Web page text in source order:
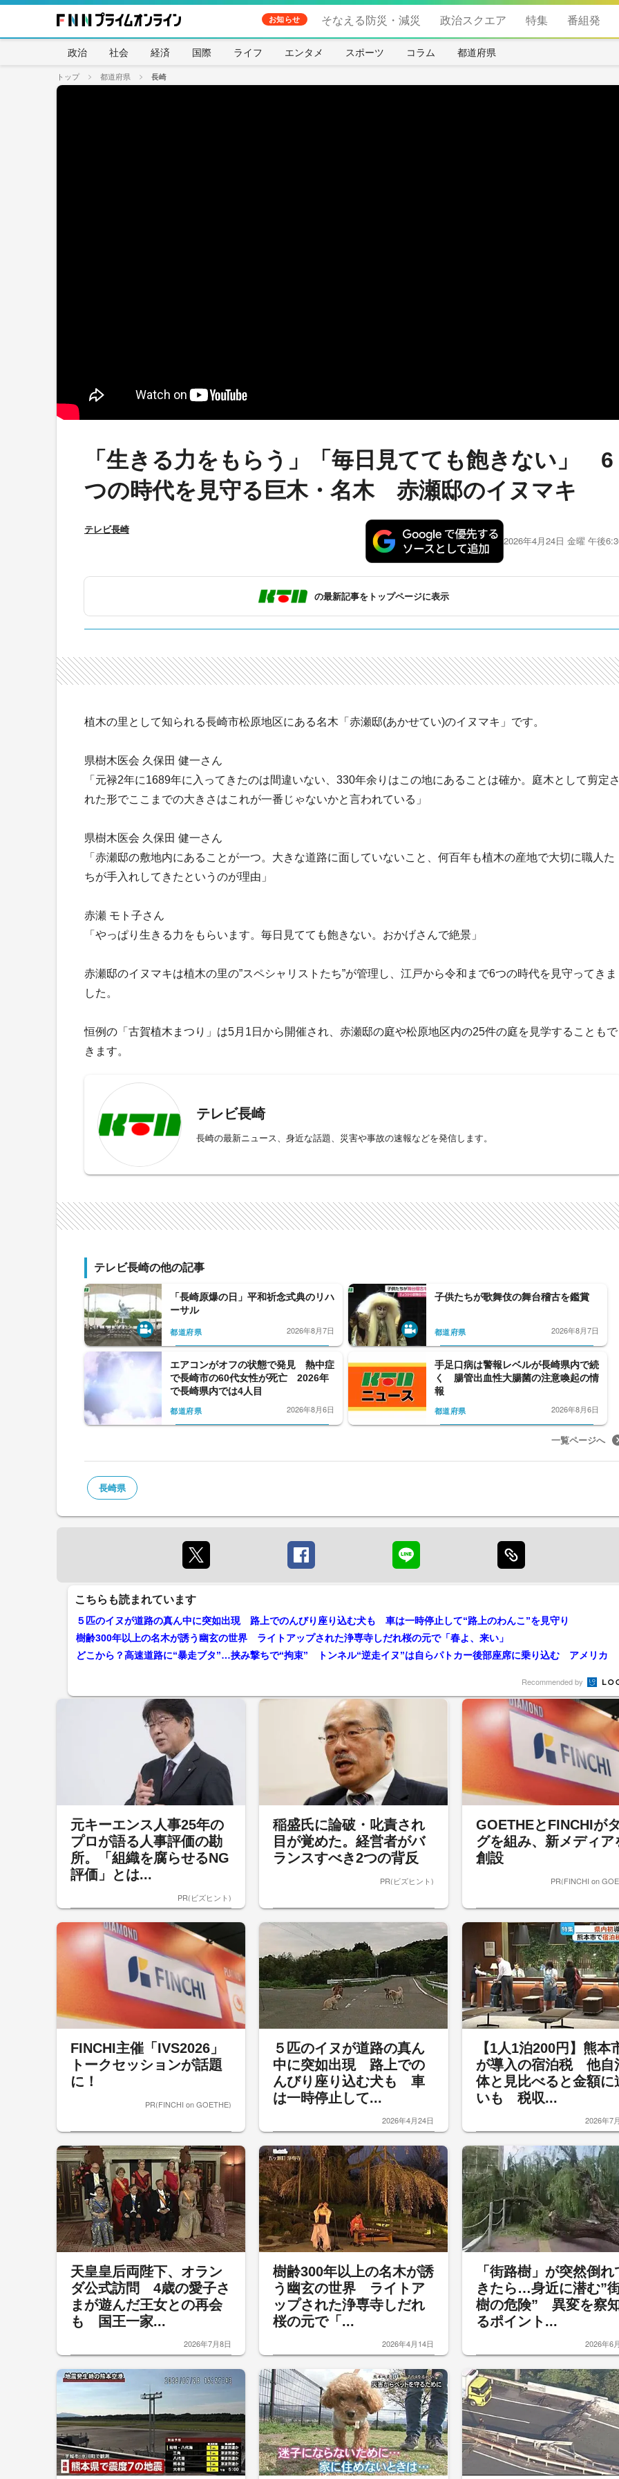
お知らせ そなえる防災・減災 政治スクエア 特集 番組発
政治 社会 経済 国際 ライフ エンタメ スポーツ コラム 都道府県
トップ 都道府県 長崎
「生きる力をもらう」「毎日見てても飽きない」 6
つの時代を見守る巨木・名木 赤瀬邸のイヌマキ
テレビ長崎
2026年4月24日 金曜 午後
の最新記事をトップページに表示
植木の里として知られる長崎市松原地区にある名木「赤瀬邸(あかせてい)のイヌマキ」です。
県樹木医会 久保田 健一さん
「元禄2年に1689年に入ってきたのは間違いない、330年余りはこの地にあることは確か。庭木として剪定
れた形でここまでの大きさはこれが一番じゃないかと言われている」
県樹木医会 久保田 健一さん
「赤瀬邸の敷地内にあることが一つ。大きな道路に面していないこと、何百年も植木の産地で大切に職人た
ちが手入れしてきたというのが理由」
赤瀬 モト子さん
「やっぱり生きる力をもらいます。毎日見てても飽きない。おかげさんで絶景」
赤瀬邸のイヌマキは植木の里の”スペシャリストたち”が管理し、江戸から令和まで6つの時代を見守ってきま
した。
恒例の「古賀植木まつり」は5月1日から開催され、赤瀬邸の庭や松原地区内の25件の庭を見学することもで
きます。
テレビ長崎
長崎の最新ニュース、身近な話題、災害や事故の速報などを発信します。
テレビ長崎の他の記事
「長崎原爆の日」平和祈念式典のリハ
ーサル
都道府県 2026年8月7日
子供たちが歌舞伎の舞台稽古を鑑賞
都道府県 2026年8月7日
エアコンがオフの状態で発見 熱中症
で長崎市の60代女性が死亡 2026年
で長崎県内では4人目
都道府県 2026年8月6日
手足口病は警報レベルが長崎県内で続
く 腸管出血性大腸菌の注意喚起の情
報
都道府県 2026年8月6日
一覧ページへ
長崎県
こちらも読まれています
５匹のイヌが道路の真ん中に突如出現 路上でのんびり座り込む犬も 車は一時停止して“路上のわんこ”を見守り
樹齢300年以上の名木が誘う幽玄の世界 ライトアップされた浄専寺しだれ桜の元で「春よ、来い」
どこから？高速道路に“暴走ブタ”…挟み撃ちで“拘束” トンネル“逆走イヌ”は自らパトカー後部座席に乗り込む アメリカ
Recommended by
元キーエンス人事25年の
プロが語る人事評価の勘
所。「組織を腐らせるNG
評価」とは...
PR(ビズヒント)
稲盛氏に論破・叱責され
目が覚めた。経営者がバ
ランスすべき2つの背反
PR(ビズヒント)
GOETHEとFINCHIが
グを組み、新メディア
創設
PR(FINCHI on
FINCHI主催「IVS2026」
トークセッションが話題
に！
PR(FINCHI on GOETHE)
５匹のイヌが道路の真ん
中に突如出現 路上での
んびり座り込む犬も 車
は一時停止して...
2026年4月24日
【1人1泊200円】熊本
が導入の宿泊税 他自
体と見比べると金額に
いも 税収...
2026年7
天皇皇后両陛下、オラン
ダ公式訪問 4歳の愛子さ
まが遊んだ王女との再会
も 国王一家...
2026年7月8日
樹齢300年以上の名木が誘
う幽玄の世界 ライトア
ップされた浄専寺しだれ
桜の元で「...
2026年4月14日
「街路樹」が突然倒れ
きたら…身近に潜む”
樹の危険” 異変を察
るポイント...
2026年6